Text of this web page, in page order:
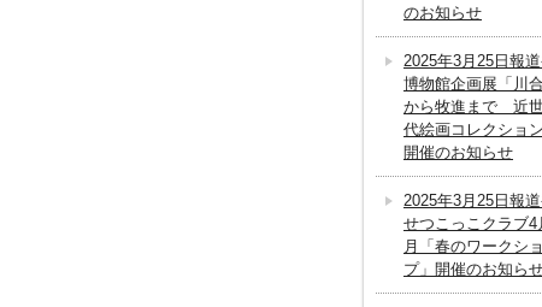
のお知らせ
2025年3月25日報
博物館企画展「川
から牧進まで 近
代絵画コレクション
開催のお知らせ
2025年3月25日報
せつこっこクラブ4
月「春のワークシ
プ」開催のお知ら